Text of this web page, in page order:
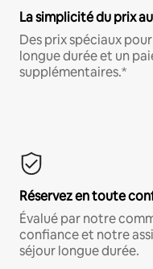
La simplicité du prix
Des prix spéciaux
longue durée et un
supplémentaires.*
Réservez en toute
Évalué par notre
confiance et notre
séjour longue durée.